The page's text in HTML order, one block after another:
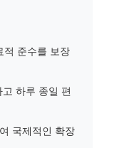
적 준수를 보장
하루 종일 편
국제적인 확장